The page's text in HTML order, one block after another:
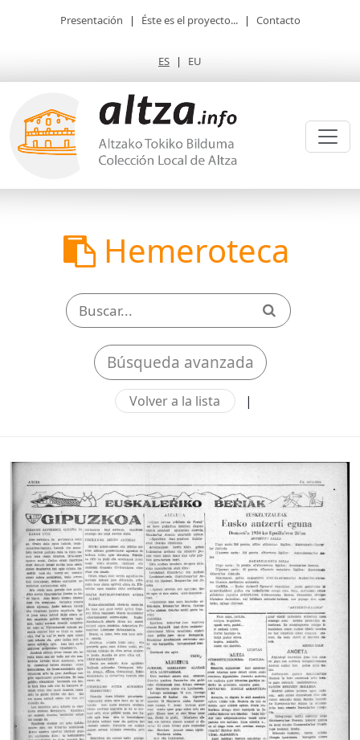
Presentación | Éste es el proyecto... | Contacto
ES | EU
Hemeroteca
Búsqueda avanzada
Volver a la lista |